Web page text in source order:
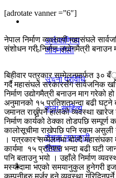
जीवनशैली
सूचना प्रविधि
कला-साहित्य
रोचक जानकारी
प्रदेश
अर्थ/वाणिज्य
धर्म/संस्कृति
विचार
संवाद
[adrotate vanner =”6″]
नेपाल निर्माण व्यवसायी महासंघले
संशोधन गरी निर्माण उद्योगमैत्री
बिहीवार पत्रकार सम्मेलनमार्फत ३०
गर्दै महासंघले सरकारसँग सार्वजनिक
निर्माण उद्योगमैत्री बनाउन माग
अनुमानको १५ प्रतिशतभन्दा बढी घट्ने
जमानत राख्नुपर्ने हालको व्यवस्था
निर्माण कार्यको ठेक्का तोडपछि
कालोसूचीमा राखेपछि पनि रकम असुली
। पत्रकार सम्मेलनमा बोल्दै महासंघका
कार्यमा १५ प्रतिशत भन्दा बढी घटी
पनि बताउनु भयो । उहाँले निर्माण
मस्यौदामा भएको समयानुकुल हुनेगरी
कम्पनीहरु मर्जर हुने व्यवस्था